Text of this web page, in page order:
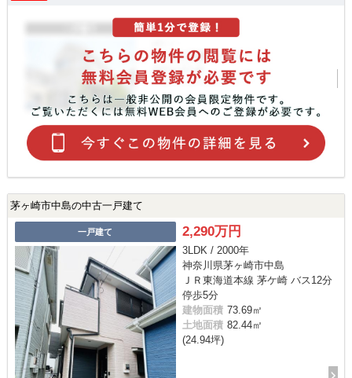
茅ヶ崎市中島の中古一戸建て
一戸建て 2,290万円
3LDK / 2000年
神奈川県茅ヶ崎市中島
ＪＲ東海道本線 茅ケ崎 バス12分
停歩5分
建物面積 73.69㎡
土地面積 82.44㎡
(24.94坪)